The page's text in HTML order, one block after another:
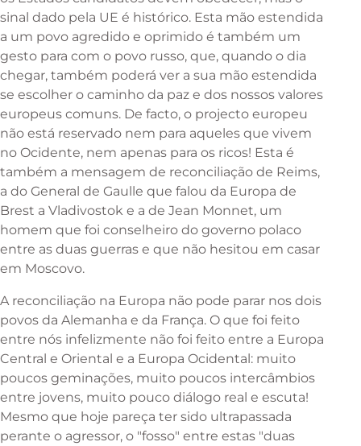
sinal dado pela UE é histórico. Esta mão estendida
a um povo agredido e oprimido é também um
gesto para com o povo russo, que, quando o dia
chegar, também poderá ver a sua mão estendida
se escolher o caminho da paz e dos nossos valores
europeus comuns. De facto, o projecto europeu
não está reservado nem para aqueles que vivem
no Ocidente, nem apenas para os ricos! Esta é
também a mensagem de reconciliação de Reims,
a do General de Gaulle que falou da Europa de
Brest a Vladivostok e a de Jean Monnet, um
homem que foi conselheiro do governo polaco
entre as duas guerras e que não hesitou em casar
em Moscovo.
A reconciliação na Europa não pode parar nos dois
povos da Alemanha e da França. O que foi feito
entre nós infelizmente não foi feito entre a Europa
Central e Oriental e a Europa Ocidental: muito
poucos geminações, muito poucos intercâmbios
entre jovens, muito pouco diálogo real e escuta!
Mesmo que hoje pareça ter sido ultrapassada
perante o agressor, o "fosso" entre estas "duas